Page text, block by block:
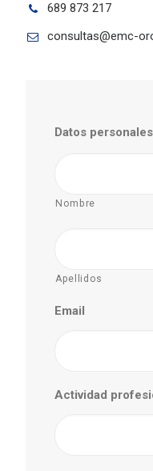
689 873 217
consultas@emc-
Datos personales
Nombre
Apellidos
Email
Actividad